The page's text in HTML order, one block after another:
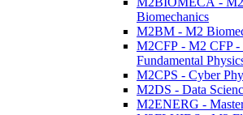
Biomechanics
M2BM - M2
M2CFP - M2 CFP -
Fundamental
M2CPS - Cyber
M2DS - Data
M2ENERG -